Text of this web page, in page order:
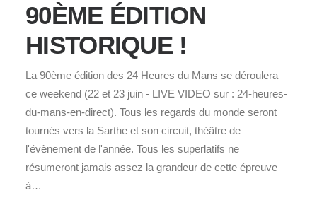
90ÈME ÉDITION
HISTORIQUE !
La 90ème édition des 24 Heures du Mans se déroulera
ce weekend (22 et 23 juin - LIVE VIDEO sur : 24-heures-
du-mans-en-direct). Tous les regards du monde seront
tournés vers la Sarthe et son circuit, théâtre de
l'évènement de l'année. Tous les superlatifs ne
résumeront jamais assez la grandeur de cette épreuve
à…